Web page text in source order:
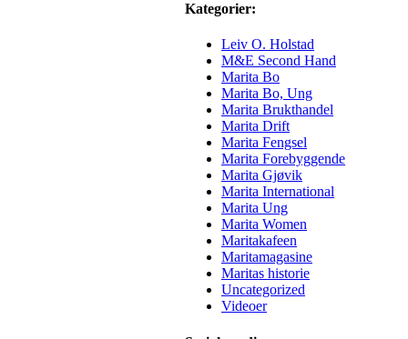
Kategorier:
Leiv O. Holstad
M&E Second Hand
Marita Bo
Marita Bo, Ung
Marita Brukthandel
Marita Drift
Marita Fengsel
Marita Forebyggende
Marita Gjøvik
Marita International
Marita Ung
Marita Women
Maritakafeen
Maritamagasine
Maritas historie
Uncategorized
Videoer